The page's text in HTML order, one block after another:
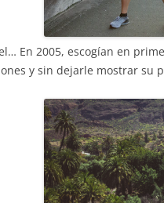
En 2005, escogían en
y sin dejarle mostrar su